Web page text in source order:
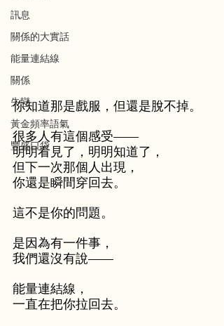
訊息
關係的大實話
能量連結線
關係
失戀
黃金頻率語氣
豐盛口袋
你知道那是戲服，但還是脫不掉。
很多人有這個感受——
明明看見了，明明知道了，
但下一次那個人出現，
你還是瞬間穿回去。
這不是你的問題。
是因為有一件事，
我們還沒有說——
能量連結線，
一直在把你拉回去。